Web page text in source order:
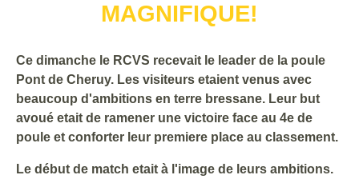
MAGNIFIQUE!
Ce dimanche le RCVS recevait le leader de la poule
Pont de Cheruy. Les visiteurs etaient venus avec
beaucoup d'ambitions en terre bressane. Leur but
avoué etait de ramener une victoire face au 4e de
poule et conforter leur premiere place au classement.
Le début de match etait à l'image de leurs ambitions.